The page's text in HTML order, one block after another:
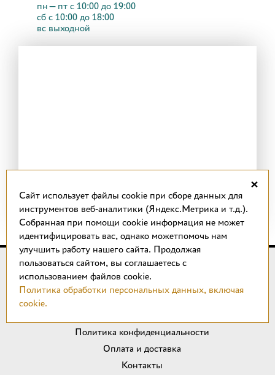
пн—пт с 10:00 до 19:00
сб с 10:00 до 18:00
вс выходной
© 2018 – 2026 КОТТО design
Магазин качественной плитки, светильников, напольных
покрытий и сантехники.
Политика конфиденциальности
Оплата и доставка
Контакты
×
Cайт использует файлы cookie при сборе данных для
инструментов веб-аналитики (Яндекс.Метрика и т.д.).
Собранная при помощи cookie информация не может
идентифицировать вас, однако можетпомочь нам
улучшить работу нашего сайта. Продолжая
пользоваться сайтом, вы соглашаетесь с
использованием файлов cookie.
Политика обработки персональных данных, включая
cookie.